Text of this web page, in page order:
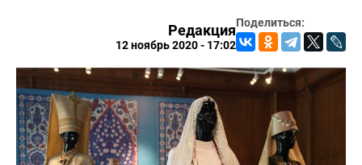
Поделиться:
Редакция
12 ноябрь 2020 - 17:02